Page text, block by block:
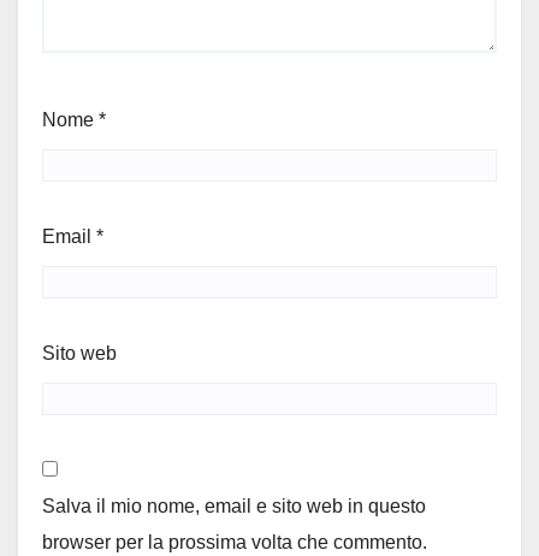
Nome *
Email *
Sito web
Salva il mio nome, email e sito web in questo
browser per la prossima volta che commento.